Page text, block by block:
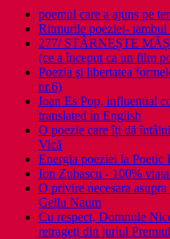
poemul care a ajuns pe
Ritmurile poeziei- iambul
277/ STÂRNEȘTE
(ce a început ca un film
Poezia şi libertatea
nr.6)
Ioan Es Pop, influential
translated in English
O poezie care îți dă
Vică
Energia poeziei la Poetic
Ion Zubascu - 100%
O privire necesara
Gellu Naum
Cu respect, Domnule
retrageţi din juriul